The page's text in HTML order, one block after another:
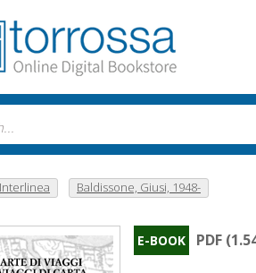
Interlinea Baldissone, Giusi, 1948-
E-BOOK PDF